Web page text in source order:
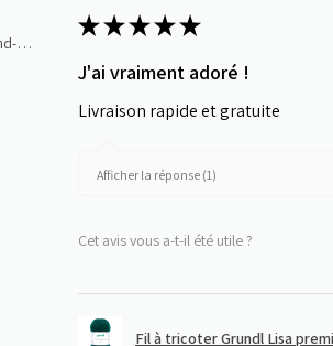
Riedisheim, Grand-Est
★★★★★
J'ai vraiment adoré !
Livraison rapide et gratuite
Afficher la réponse (1)
Cet avis vous a-t-il été utile ?
Fil à tricoter Grundl Lisa